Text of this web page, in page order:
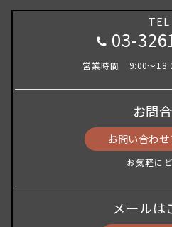
TEL
03-
営業時間 9:00～
お問
お問い合わ
お気軽に
メールは